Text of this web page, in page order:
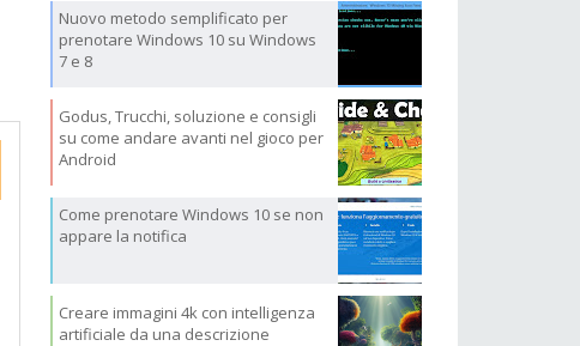
Nuovo metodo semplificato per
prenotare Windows 10 su Windows
7 e 8
Godus, Trucchi, soluzione e consigli
su come andare avanti nel gioco per
Android
Come prenotare Windows 10 se non
appare la notifica
Creare immagini 4k con intelligenza
artificiale da una descrizione